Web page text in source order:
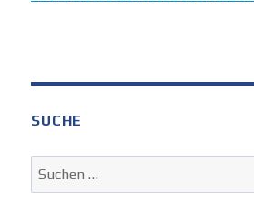
SUCHE
Suchen
nach: